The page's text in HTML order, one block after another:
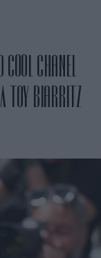
CHANEL
BIARRITZ